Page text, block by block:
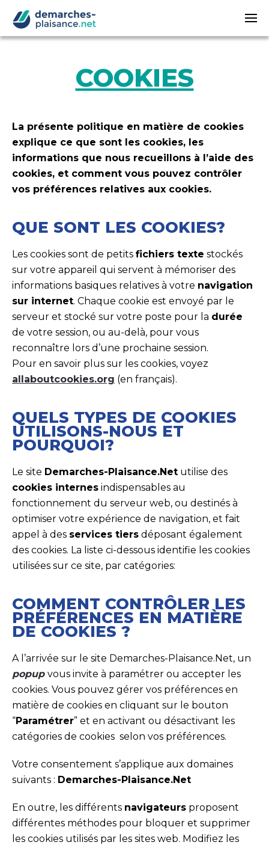
Passer au contenu principal
COOKIES
La présente politique en matière de cookies
explique ce que sont les cookies, les
informations que nous recueillons à l’aide des
cookies, et comment vous pouvez contrôler
vos préférences relatives aux cookies.
QUE SONT LES COOKIES?
Les cookies sont de petits fichiers texte stockés
sur votre appareil qui servent à mémoriser des
informations basiques relatives à votre navigation
sur internet. Chaque cookie est envoyé par le
serveur et stocké sur votre poste pour la durée
de votre session, ou au-delà, pour vous
reconnaître lors d’une prochaine session.
Pour en savoir plus sur les cookies, voyez
allaboutcookies.org (en français).
QUELS TYPES DE COOKIES
UTILISONS-NOUS ET
POURQUOI?
Le site Demarches-Plaisance.Net utilise des
cookies internes indispensables au
fonctionnement du serveur web, ou destinés à
optimiser votre expérience de navigation, et fait
appel à des services tiers déposant également
des cookies. La liste ci-dessous identifie les cookies
utilisées sur ce site, par catégories:
COMMENT CONTRÔLER LES
PRÉFÉRENCES EN MATIÈRE
DE COOKIES ?
A l’arrivée sur le site Demarches-Plaisance.Net, un
popup vous invite à paramétrer ou accepter les
cookies. Vous pouvez gérer vos préférences en
matière de cookies en cliquant sur le bouton
“Paramétrer” et en activant ou désactivant les
catégories de cookies selon vos préférences.
Votre consentement s’applique aux domaines
suivants : Demarches-Plaisance.Net
En outre, les différents navigateurs proposent
différentes méthodes pour bloquer et supprimer
les cookies utilisés par les sites web. Modifiez les